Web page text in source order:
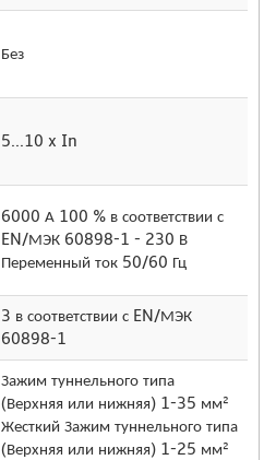
Без
5...10 x In
6000 А 100 % в соответствии с
EN/МЭК 60898-1 - 230 В
Переменный ток 50/60 Гц
3 в соответствии с EN/МЭК
60898-1
Зажим туннельного типа
(Верхняя или нижняя) 1-35 мм²
Жесткий Зажим туннельного типа
(Верхняя или нижняя) 1-25 мм²